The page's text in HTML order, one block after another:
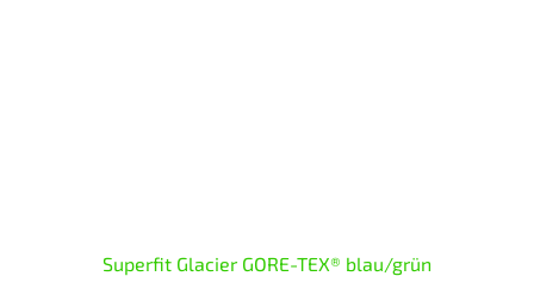
Superfit Glacier GORE-TEX® blau/grün